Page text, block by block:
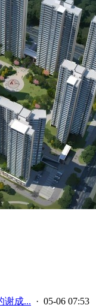
谢成... · 05-06 07:53